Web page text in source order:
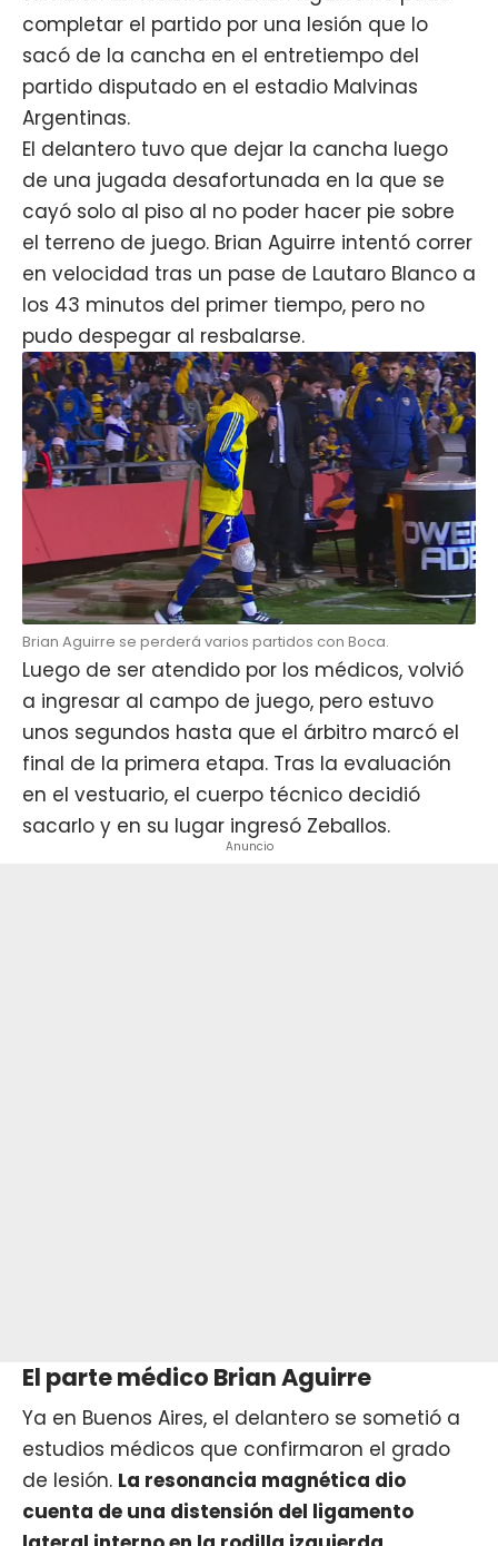
completar el partido por una lesión que lo
sacó de la cancha en el entretiempo del
partido disputado en el estadio Malvinas
Argentinas.
El delantero tuvo que dejar la cancha luego
de una jugada desafortunada en la que se
cayó solo al piso al no poder hacer pie sobre
el terreno de juego. Brian Aguirre intentó correr
en velocidad tras un pase de Lautaro Blanco a
los 43 minutos del primer tiempo, pero no
pudo despegar al resbalarse.
Brian Aguirre se perderá varios partidos con Boca.
Luego de ser atendido por los médicos, volvió
a ingresar al campo de juego, pero estuvo
unos segundos hasta que el árbitro marcó el
final de la primera etapa. Tras la evaluación
en el vestuario, el cuerpo técnico decidió
sacarlo y en su lugar ingresó Zeballos.
Anuncio
El parte médico Brian Aguirre
Ya en Buenos Aires, el delantero se sometió a
estudios médicos que confirmaron el grado
de lesión. La resonancia magnética dio
cuenta de una distensión del ligamento